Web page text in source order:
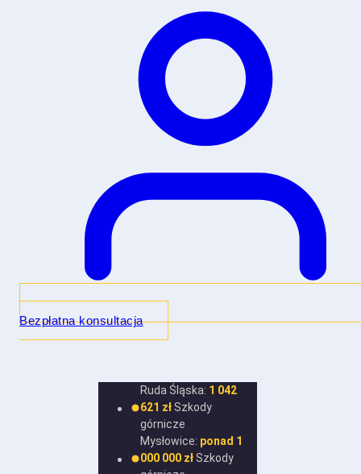
Bezpłatna konsultacja
Ruda Śląska: 1 042
621 zł Szkody
górnicze
Mysłowice: ponad 1
000 000 zł Szkody